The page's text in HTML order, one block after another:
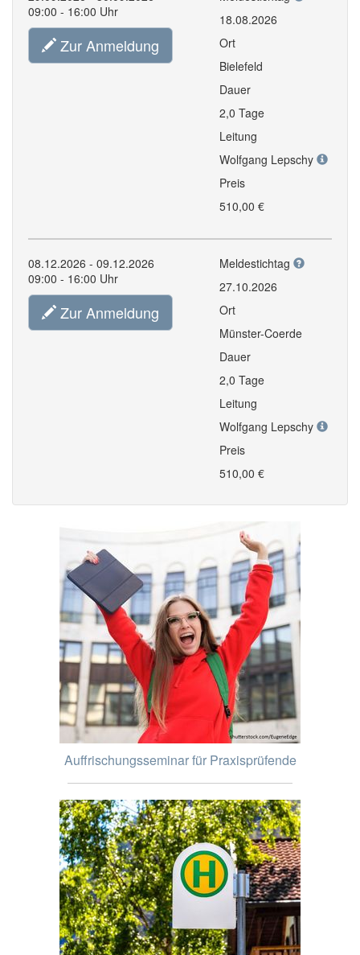
09:00 - 16:00 Uhr
Zur Anmeldung
18.08.2026
Ort
Bielefeld
Dauer
2,0 Tage
Leitung
Wolfgang Lepschy
Preis
510,00 €
08.12.2026 - 09.12.2026
09:00 - 16:00 Uhr
Zur Anmeldung
Meldestichtag
27.10.2026
Ort
Münster-Coerde
Dauer
2,0 Tage
Leitung
Wolfgang Lepschy
Preis
510,00 €
Auffrischungsseminar für Praxisprüfende